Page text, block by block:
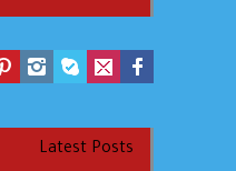
Latest Posts